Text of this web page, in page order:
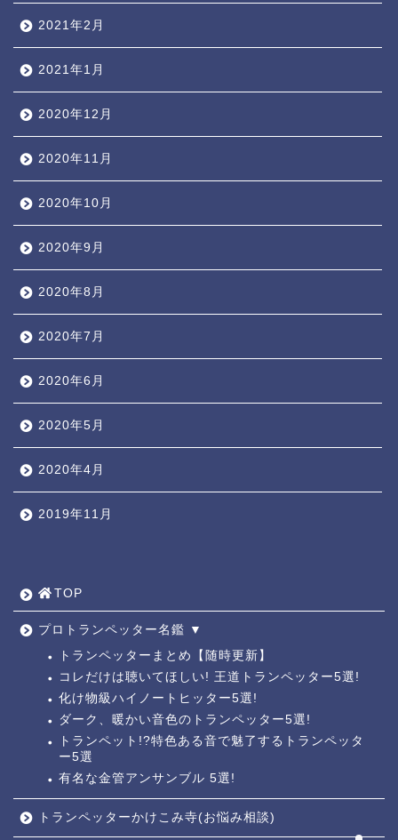
2021年2月
2021年1月
2020年12月
2020年11月
2020年10月
2020年9月
2020年8月
2020年7月
2020年6月
2020年5月
2020年4月
2019年11月
TOP
プロトランペッター名鑑 ▼
トランペッターまとめ【随時更新】
コレだけは聴いてほしい! 王道トランペッター5選!
化け物級ハイノートヒッター5選!
ダーク、暖かい音色のトランペッター5選!
トランペット!?特色ある音で魅了するトランペッタ
ー5選
有名な金管アンサンブル 5選!
トランペッターかけこみ寺(お悩み相談)
トランペッター名鑑 ┫
トランペットの練習法 ┫
お悩み相談回答┛